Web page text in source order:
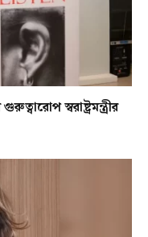
স্বরাষ্ট্রমন্ত্রীর